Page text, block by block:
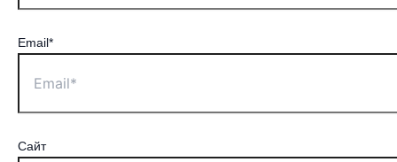
Email*
Сайт